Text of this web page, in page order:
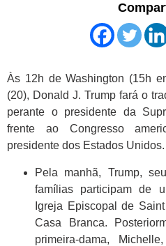
Às 12h de Washington (15h
(20), Donald J. Trump fará o
perante o presidente da
frente ao Congresso
presidente dos Estados Unidos.
Pela manhã, Trump,
famílias participam de
Igreja Episcopal de
Casa Branca.
primeira-dama,